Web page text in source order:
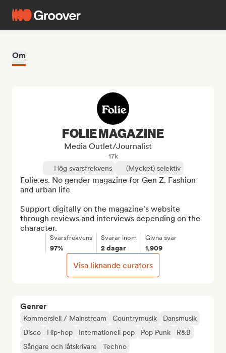
Om
Genrer
Kommersiell / Mainstream Countrymusik
Dansmusik
Disco
Hip-hop Internationell pop Pop Punk
R&B
Sångare och låtskrivare
Techno
FOLIE MAGAZINE
Media Outlet/Journalist
17k
Hög svarsfrekvens
(Mycket) selektiv
Folie.es. No gender magazine for Gen Z. Fashion
and urban life
Support digitally on the magazine's website
through reviews and interviews depending on the
character.
Svarsfrekvens
97%
Svarar inom
2 dagar
Givna svar
1,909
Visa liknande curators